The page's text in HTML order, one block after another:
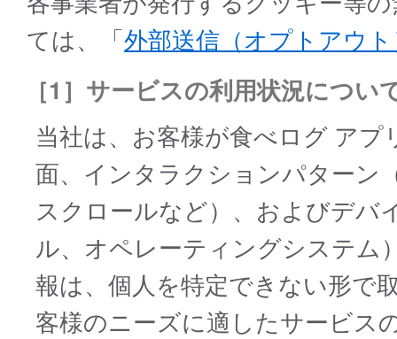
ては、「外部送信（オプトアウ
［1］サービスの利用状況につい
当社は、お客様が食べログ ア
面、インタラクションパターン
スクロールなど）、およびデバ
ル、オペレーティングシステム
報は、個人を特定できない形で
客様のニーズに適したサービス